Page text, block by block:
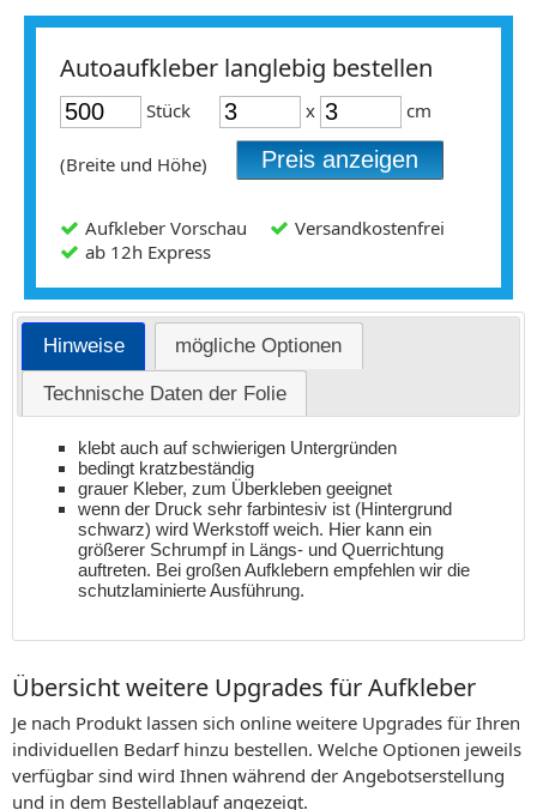
Autoaufkleber langlebig bestellen
Stück x cm
(Breite und Höhe)
Aufkleber Vorschau
Versandkostenfrei
ab 12h Express
Hinweise mögliche Optionen
Technische Daten der Folie
klebt auch auf schwierigen Untergründen
bedingt kratzbeständig
grauer Kleber, zum Überkleben geeignet
wenn der Druck sehr farbintesiv ist (Hintergrund
schwarz) wird Werkstoff weich. Hier kann ein
größerer Schrumpf in Längs- und Querrichtung
auftreten. Bei großen Aufklebern empfehlen wir die
schutzlaminierte Ausführung.
Übersicht weitere Upgrades für Aufkleber
Je nach Produkt lassen sich online weitere Upgrades für Ihren
individuellen Bedarf hinzu bestellen. Welche Optionen jeweils
verfügbar sind wird Ihnen während der Angebotserstellung
und in dem Bestellablauf angezeigt.